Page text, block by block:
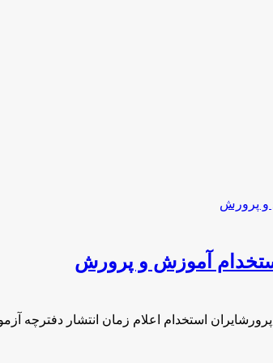
استخدام آموزش و پرورش
استخدام اعلام زمان انتشار دفترچه